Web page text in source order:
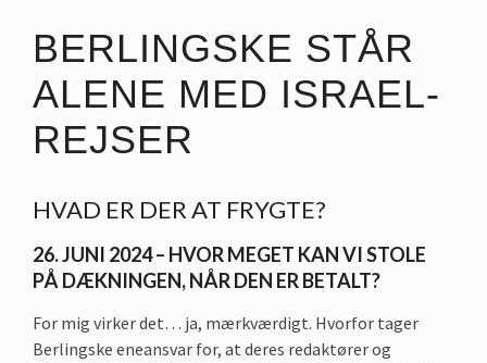
BERLINGSKE STÅR
ALENE MED ISRAEL-
REJSER
HVAD ER DER AT FRYGTE?
26. JUNI 2024 – HVOR MEGET KAN VI STOLE
PÅ DÆKNINGEN, NÅR DEN ER BETALT?
For mig virker det… ja, mærkværdigt. Hvorfor tager
Berlingske eneansvar for, at deres redaktører og